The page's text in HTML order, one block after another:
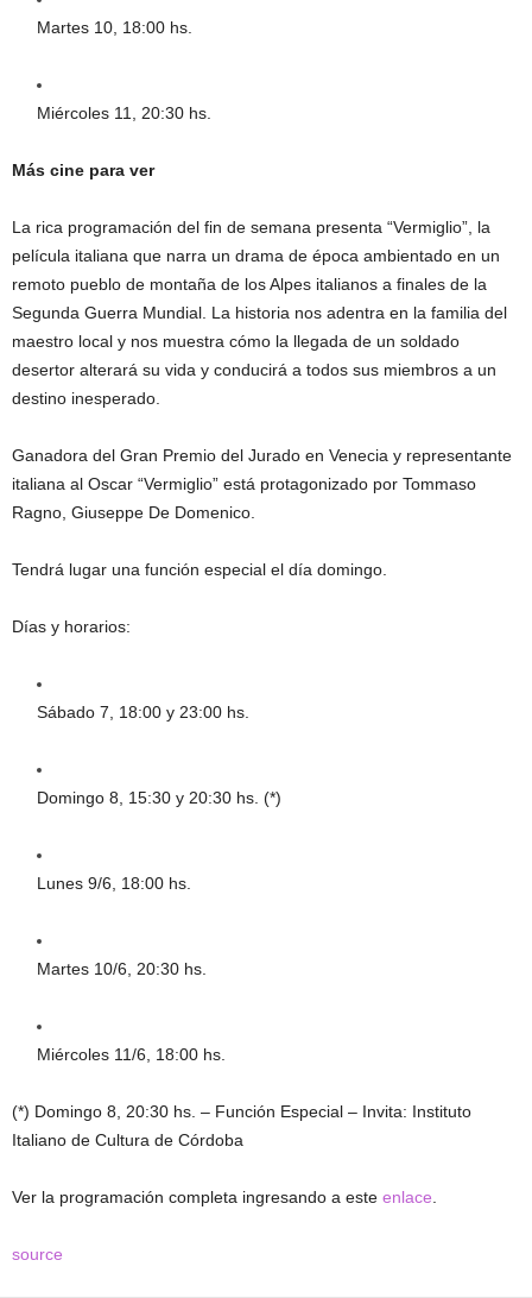
Martes 10, 18:00 hs.
Miércoles 11, 20:30 hs.
Más cine para ver
La rica programación del fin de semana presenta “Vermiglio”, la
película italiana que narra un drama de época ambientado en un
remoto pueblo de montaña de los Alpes italianos a finales de la
Segunda Guerra Mundial. La historia nos adentra en la familia del
maestro local y nos muestra cómo la llegada de un soldado
desertor alterará su vida y conducirá a todos sus miembros a un
destino inesperado.
Ganadora del Gran Premio del Jurado en Venecia y representante
italiana al Oscar “Vermiglio” está protagonizado por Tommaso
Ragno, Giuseppe De Domenico.
Tendrá lugar una función especial el día domingo.
Días y horarios:
Sábado 7, 18:00 y 23:00 hs.
Domingo 8, 15:30 y 20:30 hs. (*)
Lunes 9/6, 18:00 hs.
Martes 10/6, 20:30 hs.
Miércoles 11/6, 18:00 hs.
(*) Domingo 8, 20:30 hs. – Función Especial – Invita: Instituto
Italiano de Cultura de Córdoba
Ver la programación completa ingresando a este enlace
source